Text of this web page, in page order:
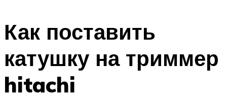
Как поставить
катушку на триммер
hitachi